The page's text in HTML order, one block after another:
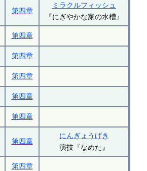
第四章
ミラクルフィッシュ
『にぎやかな家の水槽』
第四章
第四章
第四章
第四章
第四章
第四章
にんぎょうげき
演技『なめた』
第四章